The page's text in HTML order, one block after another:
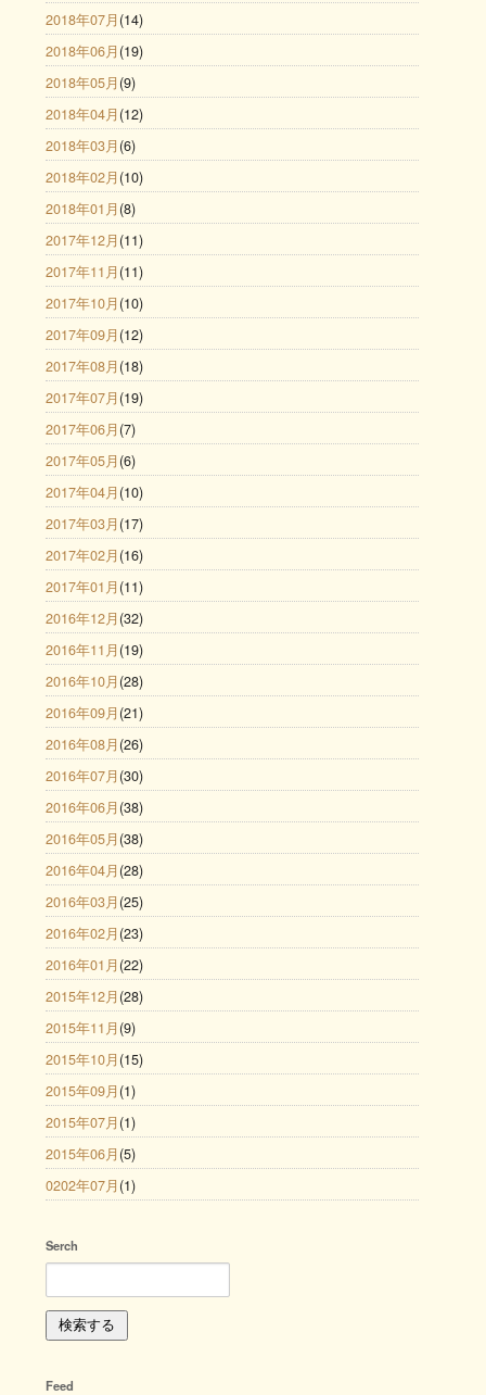
2018年07月 (14)
2018年06月 (19)
2018年05月 (9)
2018年04月 (12)
2018年03月 (6)
2018年02月 (10)
2018年01月 (8)
2017年12月 (11)
2017年11月 (11)
2017年10月 (10)
2017年09月 (12)
2017年08月 (18)
2017年07月 (19)
2017年06月 (7)
2017年05月 (6)
2017年04月 (10)
2017年03月 (17)
2017年02月 (16)
2017年01月 (11)
2016年12月 (32)
2016年11月 (19)
2016年10月 (28)
2016年09月 (21)
2016年08月 (26)
2016年07月 (30)
2016年06月 (38)
2016年05月 (38)
2016年04月 (28)
2016年03月 (25)
2016年02月 (23)
2016年01月 (22)
2015年12月 (28)
2015年11月 (9)
2015年10月 (15)
2015年09月 (1)
2015年07月 (1)
2015年06月 (5)
0202年07月 (1)
Serch
Feed